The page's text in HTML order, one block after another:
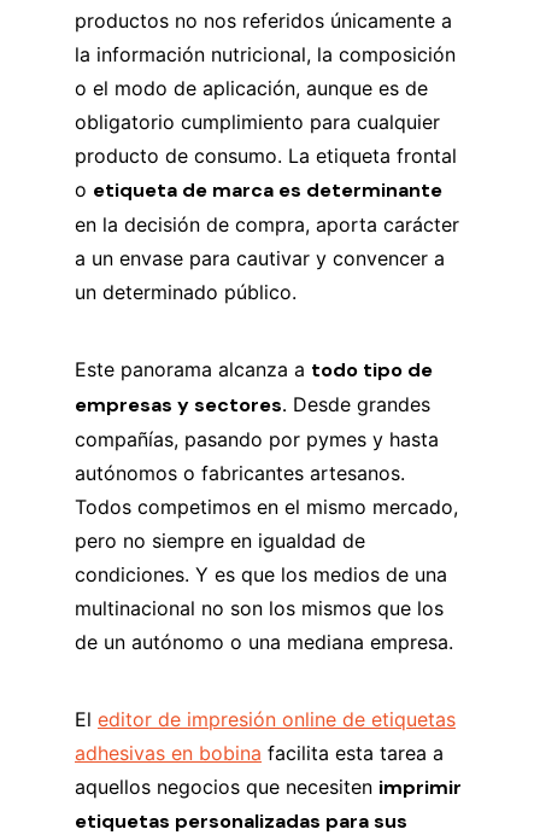
productos no nos referidos únicamente a
la información nutricional, la composición
o el modo de aplicación, aunque es de
obligatorio cumplimiento para cualquier
producto de consumo. La etiqueta frontal
o etiqueta de marca es determinante
en la decisión de compra, aporta carácter
a un envase para cautivar y convencer a
un determinado público.
Este panorama alcanza a todo tipo de
empresas y sectores. Desde grandes
compañías, pasando por pymes y hasta
autónomos o fabricantes artesanos.
Todos competimos en el mismo mercado,
pero no siempre en igualdad de
condiciones. Y es que los medios de una
multinacional no son los mismos que los
de un autónomo o una mediana empresa.
El editor de impresión online de etiquetas
adhesivas en bobina facilita esta tarea a
aquellos negocios que necesiten imprimir
etiquetas personalizadas para sus